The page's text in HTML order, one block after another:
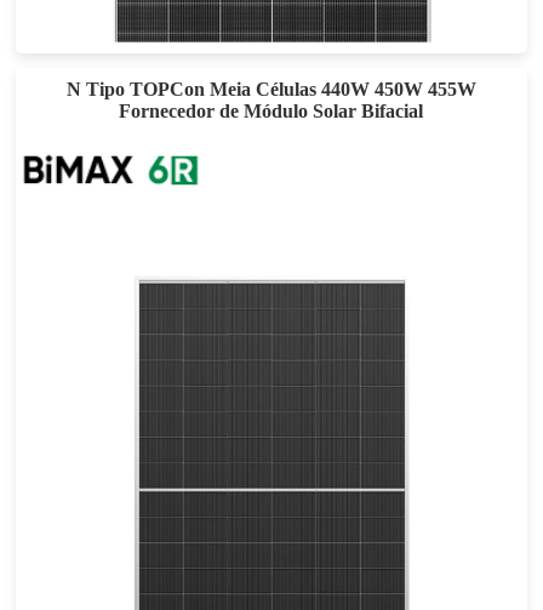
Garantia de energia de 30 anos
N Tipo TOPCon Meia Células 440W 450W 455W
Fornecedor de Módulo Solar Bifacial